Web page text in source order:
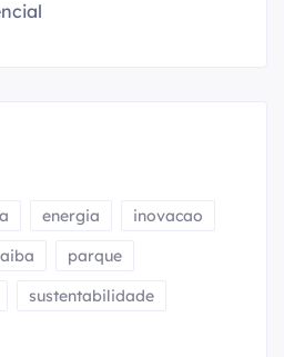
energia
inovacao
parque
sustentabilidade